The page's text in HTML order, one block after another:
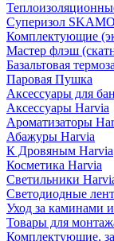
Суперизол
Комплектующие
Мастер флэш
Базальтовая
Паровая Пушка
Аксессуары для
Аксессуары Harvia
Ароматизаторы
Абажуры Harvia
К Дровяным Harvia
Косметика Harvia
Светильники
Светодиодные
Уход за каминами
Товары для
Комплектующие,